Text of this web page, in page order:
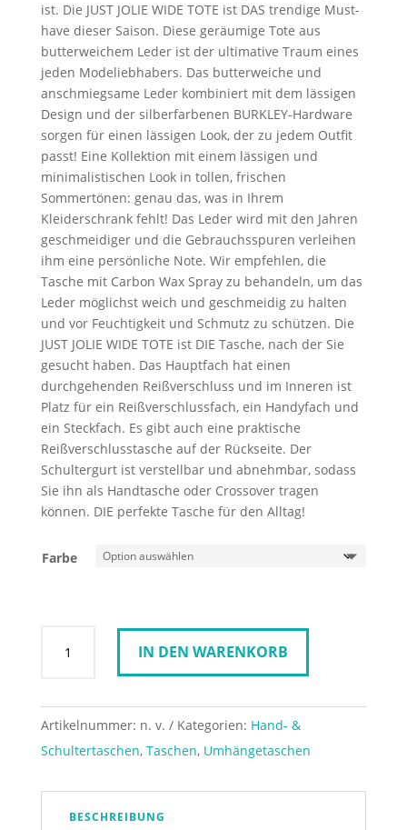
ist. Die JUST JOLIE WIDE TOTE ist DAS trendige Must-
have dieser Saison. Diese geräumige Tote aus
butterweichem Leder ist der ultimative Traum eines
jeden Modeliebhabers. Das butterweiche und
anschmiegsame Leder kombiniert mit dem lässigen
Design und der silberfarbenen BURKLEY-Hardware
sorgen für einen lässigen Look, der zu jedem Outfit
passt! Eine Kollektion mit einem lässigen und
minimalistischen Look in tollen, frischen
Sommertönen: genau das, was in Ihrem
Kleiderschrank fehlt! Das Leder wird mit den Jahren
geschmeidiger und die Gebrauchsspuren verleihen
ihm eine persönliche Note. Wir empfehlen, die
Tasche mit Carbon Wax Spray zu behandeln, um das
Leder möglichst weich und geschmeidig zu halten
und vor Feuchtigkeit und Schmutz zu schützen. Die
JUST JOLIE WIDE TOTE ist DIE Tasche, nach der Sie
gesucht haben. Das Hauptfach hat einen
durchgehenden Reißverschluss und im Inneren ist
Platz für ein Reißverschlussfach, ein Handyfach und
ein Steckfach. Es gibt auch eine praktische
Reißverschlusstasche auf der Rückseite. Der
Schultergurt ist verstellbar und abnehmbar, sodass
Sie ihn als Handtasche oder Crossover tragen
können. DIE perfekte Tasche für den Alltag!
Farbe
Tote
IN DEN WARENKORB
Artikelnummer: n. v. Kategorien: Hand- &
Schultertaschen, Taschen, Umhängetaschen
BESCHREIBUNG